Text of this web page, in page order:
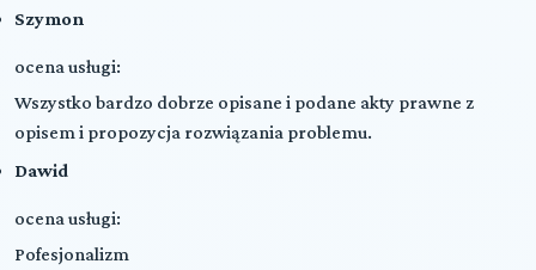
Szymon
ocena usługi:
Wszystko bardzo dobrze opisane i podane akty prawne z
opisem i propozycja rozwiązania problemu.
Dawid
ocena usługi:
Pofesjonalizm